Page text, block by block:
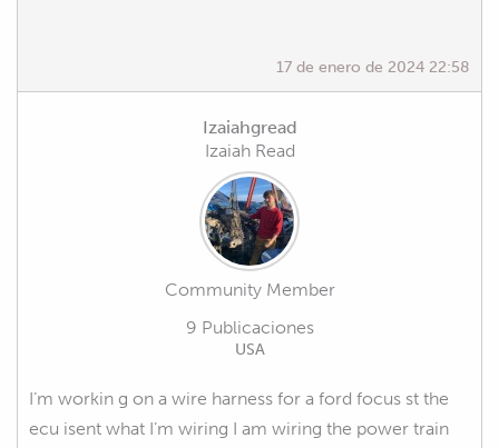
17 de enero de 2024 22:58
Izaiahgread
Izaiah Read
Community Member
9 Publicaciones
USA
I’m workin g on a wire harness for a ford focus st the
ecu isent what I’m wiring I am wiring the power train